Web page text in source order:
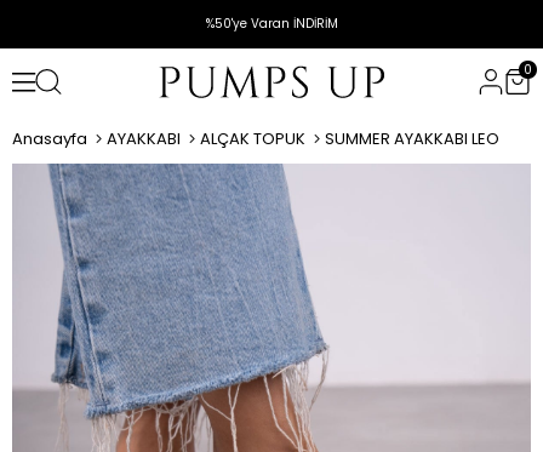
%50'ye Varan İNDİRİM
0
Anasayfa AYAKKABI ALÇAK TOPUK SUMMER AYAKKABI LEO